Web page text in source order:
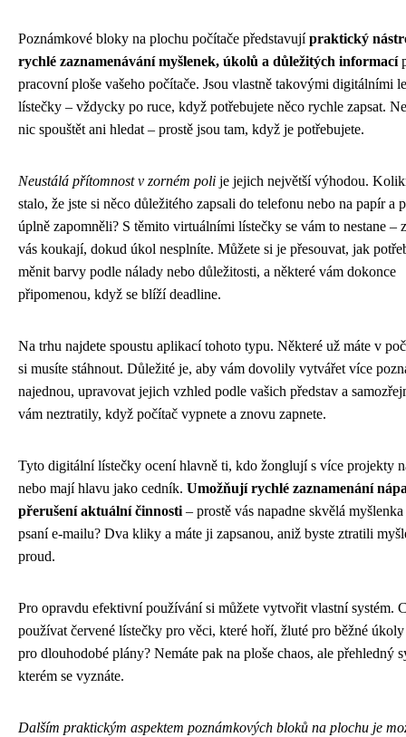
Poznámkové bloky na plochu počítače představujípraktický
rychlé zaznamenávání myšlenek, úkolů a důležitých informací
pracovní ploše vašeho počítače. Jsou vlastně takovými digitálními
lístečky – vždycky po ruce, když potřebujete něco rychle zapsat.
nic spouštět ani hledat – prostě jsou tam, když je potřebujete.
Neustálá přítomnost v zorném poli je jejich největší výhodou.
stalo, že jste si něco důležitého zapsali do telefonu nebo na papír a
úplně zapomněli? S těmito virtuálními lístečky se vám to nestane –
vás koukají, dokud úkol nesplníte. Můžete si je přesouvat, jak
měnit barvy podle nálady nebo důležitosti, a některé vám dokonce
připomenou, když se blíží deadline.
Na trhu najdete spoustu aplikací tohoto typu. Některé už máte v
si musíte stáhnout. Důležité je, aby vám dovolily vytvářet více
najednou, upravovat jejich vzhled podle vašich představ a
vám neztratily, když počítač vypnete a znovu zapnete.
Tyto digitální lístečky ocení hlavně ti, kdo žonglují s více projekty
nebo mají hlavu jako cedník. Umožňují rychlé zaznamenání
přerušení aktuální činnosti – prostě vás napadne skvělá
psaní e-mailu? Dva kliky a máte ji zapsanou, aniž byste ztratili
proud.
Pro opravdu efektivní používání si můžete vytvořit vlastní systém.
používat červené lístečky pro věci, které hoří, žluté pro běžné úkoly
pro dlouhodobé plány? Nemáte pak na ploše chaos, ale přehledný
kterém se vyznáte.
Dalším praktickým aspektem poznámkových bloků na plochu je